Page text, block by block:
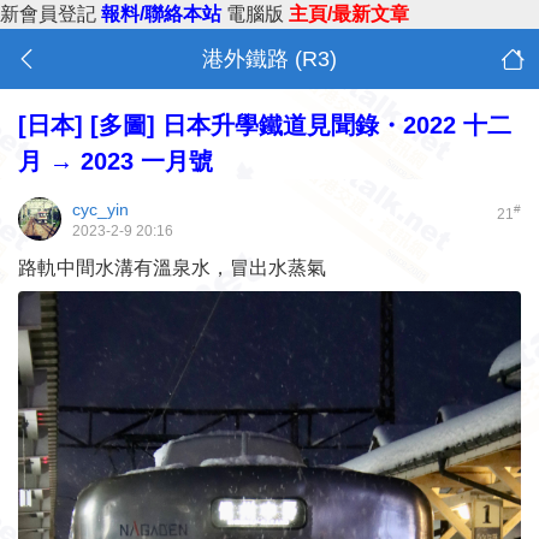
新會員登記 報料/聯絡本站 電腦版 主頁/最新文章
港外鐵路 (R3)
[日本] [多圖] 日本升學鐵道見聞錄・2022 十二
月 → 2023 一月號
21#
cyc_yin
2023-2-9 20:16
路軌中間水溝有溫泉水，冒出水蒸氣